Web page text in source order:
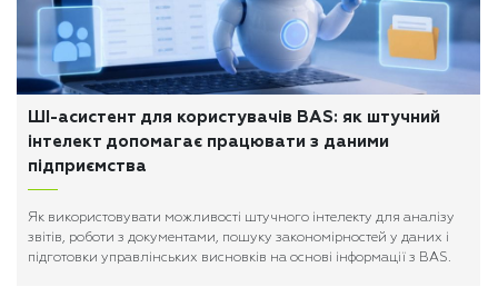
ШІ-асистент для користувачів BAS: як штучний
інтелект допомагає працювати з даними
підприємства
Як використовувати можливості штучного інтелекту для аналізу
звітів, роботи з документами, пошуку закономірностей у даних і
підготовки управлінських висновків на основі інформації з BAS.